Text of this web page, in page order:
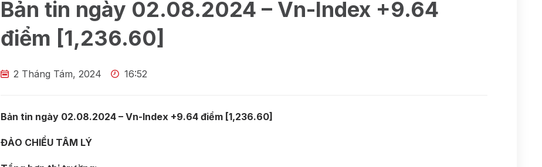
Bản tin ngày 02.08.2024 – Vn-Index +9.64
điểm [1,236.60]
2 Tháng Tám, 2024 16:52
Bản tin ngày 02.08.2024 – Vn-Index +9.64 điểm [1,236.60]
ĐẢO CHIỀU TÂM LÝ